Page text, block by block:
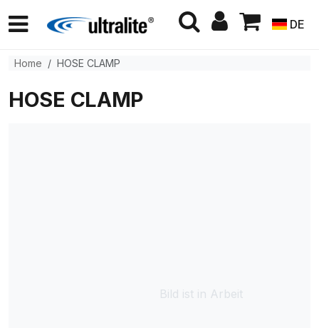
DE
Home HOSE CLAMP
HOSE CLAMP
Bild ist in Arbeit